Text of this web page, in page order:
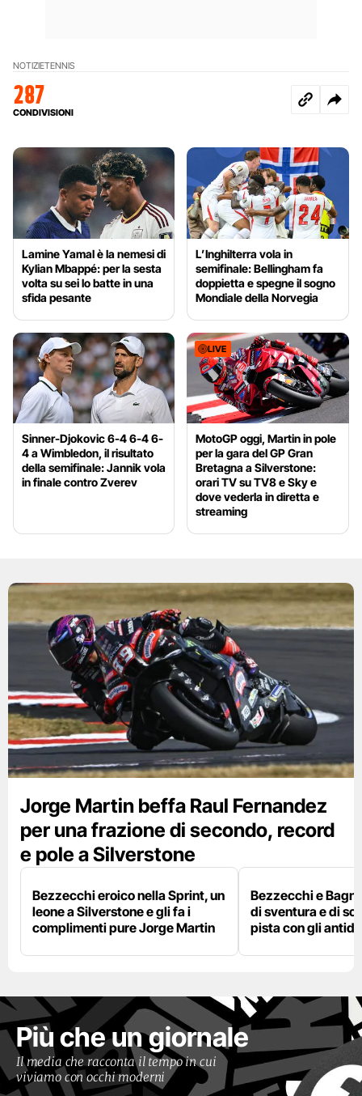
NOTIZIETENNIS
287
CONDIVISIONI
Lamine Yamal è la nemesi di
Kylian Mbappé: per la sesta
volta su sei lo batte in una
sfida pesante
L’Inghilterra vola in
semifinale: Bellingham fa
doppietta e spegne il sogno
Mondiale della Norvegia
Sinner-Djokovic 6-4 6-4 6-
4 a Wimbledon, il risultato
della semifinale: Jannik vola
in finale contro Zverev
LIVE
MotoGP oggi, Martin in pole
per la gara del GP Gran
Bretagna a Silverstone:
orari TV su TV8 e Sky e
dove vederla in diretta e
streaming
Jorge Martin beffa Raul Fernandez
per una frazione di secondo, record
e pole a Silverstone
Bezzecchi eroico nella Sprint, un
leone a Silverstone e gli fa i
complimenti pure Jorge Martin
Bezzecchi e
di sventura e di
pista con gli
Più che un giornale
Il media che racconta il tempo in cui
viviamo con occhi moderni